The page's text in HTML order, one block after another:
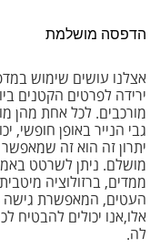
הדפסה מושלמת
אצלנו עושים שימוש
ירידה לפרטים הקטנים
מורכבים. לכל אחת מהן
גבי הנייר באופן חופשי,
יתרון זה הוא זה
מושלם. ניתן לשרטט
ממדים, ברזולוציה
העטים, המאפשרת גישה
אלו,אנו יכולים
לה.